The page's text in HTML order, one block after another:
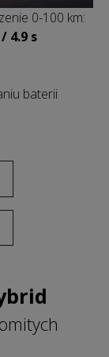
0-100 km:
4.9 s
baterii